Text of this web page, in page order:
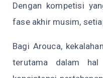
Dengan kompetisi
fase akhir musim,
Bagi Arouca,
terutama dalam